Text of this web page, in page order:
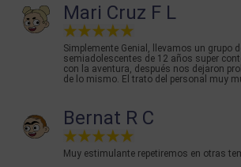
Mari Cruz F L
Simplemente Genial, llevamos un grupo
semiadolescentes de 12 años super
con la aventura, después nos dejaron
de lo mismo. El trato del personal muy
Bernat R C
Muy estimulante repetiremos en otras